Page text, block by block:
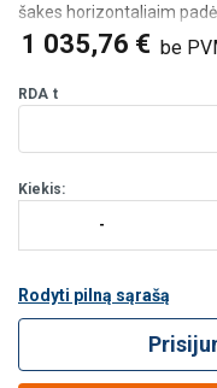
šakes horizontaliaim
pozicionuoti krovinius.
Šis šakinis palečių
padėklų kėlim
1 035,76 € be
RDA t
Kiekis:
Rodyti pilną sąrašą